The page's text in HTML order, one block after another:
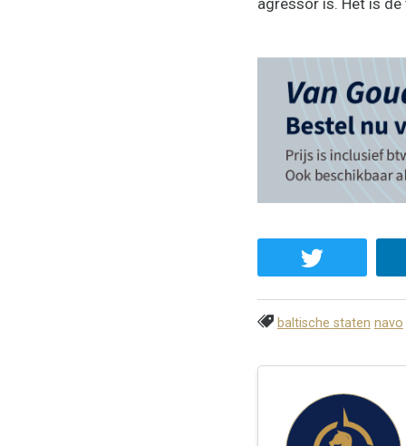
agressor is. Het is
baltische staten navo